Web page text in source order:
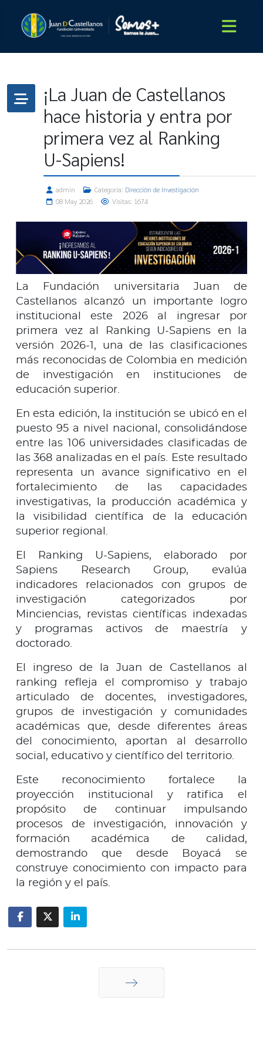
¡La Juan de Castellanos
hace historia y entra por
primera vez al Ranking
U-Sapiens!
admin Categoría: Dirección de Investigación
08 May 2026
Visitas: 1674
La Fundación universitaria Juan de
Castellanos alcanzó un importante logro
institucional este 2026 al ingresar por
primera vez al Ranking U-Sapiens en la
versión 2026-1, una de las clasificaciones
más reconocidas de Colombia en medición
de investigación en instituciones de
educación superior.
En esta edición, la institución se ubicó en el
puesto 95 a nivel nacional, consolidándose
entre las 106 universidades clasificadas de
las 368 analizadas en el país. Este resultado
representa un avance significativo en el
fortalecimiento de las capacidades
investigativas, la producción académica y
la visibilidad científica de la educación
superior regional.
El Ranking U-Sapiens, elaborado por
Sapiens Research Group, evalúa
indicadores relacionados con grupos de
investigación categorizados por
Minciencias, revistas científicas indexadas
y programas activos de maestría y
doctorado.
El ingreso de la Juan de Castellanos al
ranking refleja el compromiso y trabajo
articulado de docentes, investigadores,
grupos de investigación y comunidades
académicas que, desde diferentes áreas
del conocimiento, aportan al desarrollo
social, educativo y científico del territorio.
Este reconocimiento fortalece la
proyección institucional y ratifica el
propósito de continuar impulsando
procesos de investigación, innovación y
formación académica de calidad,
demostrando que desde Boyacá se
construye conocimiento con impacto para
la región y el país.